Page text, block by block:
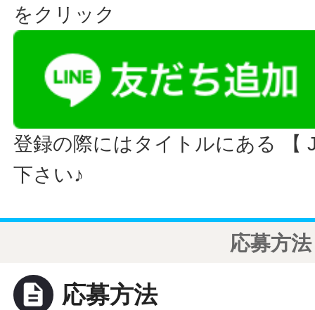
をクリック
登録の際にはタイトルにある 【
下さい♪
応募方法
description 応募方法